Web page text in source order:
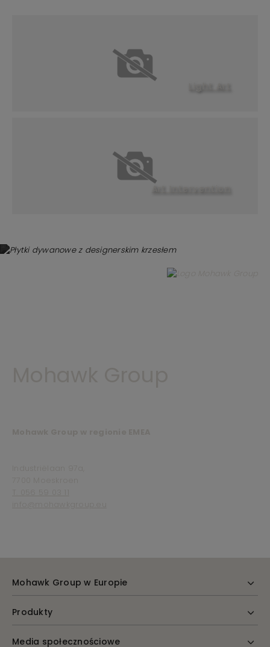
Light Art
Art Intervention
Mohawk Group w Europie
Produkty
Media społecznościowe